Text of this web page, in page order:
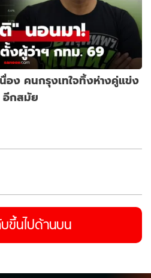
อง คนกรุงเทใจทิ้งห่างคู่แข่ง
อีกสมัย
ขึ้นไปด้านบน